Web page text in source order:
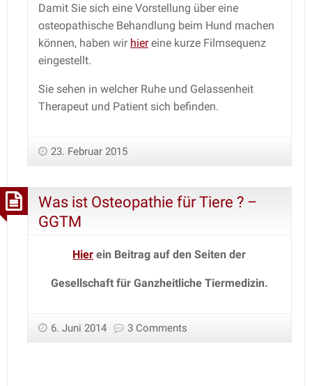
Damit Sie sich eine Vorstellung über eine
osteopathische Behandlung beim Hund machen
können, haben wir hiereine kurze Filmsequenz
eingestellt.
Sie sehen in welcher Ruhe und Gelassenheit
Therapeut und Patient sich befinden.
23. Februar 2015
Was ist Osteopathie für Tiere ? –
GGTM
Hier ein Beitrag auf den Seitender
Gesellschaft für Ganzheitliche Tiermedizin.
6. Juni 2014 3 Comments